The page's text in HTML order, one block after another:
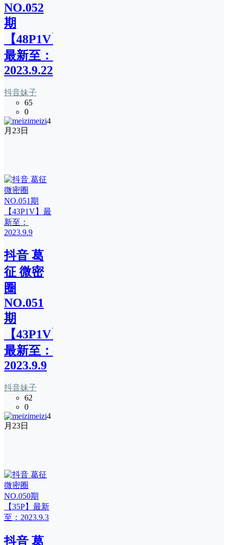
NO.052
期
【48P1V】
最新至：
2023.9.22
抖音妹子
65
0
meizi4
月23日
抖音 葛
征 微密
圈
NO.051
期
【43P1V】
最新至：
2023.9.9
抖音妹子
62
0
meizi4
月23日
抖音 葛